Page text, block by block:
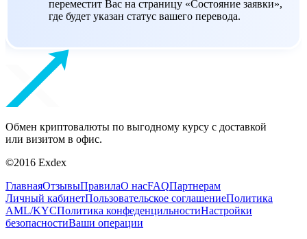
переместит Вас на страницу «Состояние заявки»,
где будет указан статус вашего перевода.
Обмен криптовалюты по выгодному курсу с доставкой
или визитом в офис.
©2016 Exdex
ГлавнаяОтзывыПравилаО насFAQПартнерам
Личный кабинетПользовательское соглашениеПолитика
AML/KYCПолитика конфеденцильностиНастройки
безопасностиВаши операции